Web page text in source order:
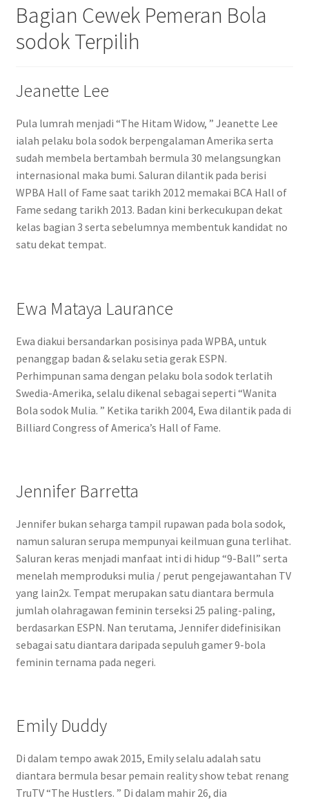
Bagian Cewek Pemeran Bola
sodok Terpilih
Jeanette Lee
Pula lumrah menjadi “The Hitam Widow, ” Jeanette Lee
ialah pelaku bola sodok berpengalaman Amerika serta
sudah membela bertambah bermula 30 melangsungkan
internasional maka bumi. Saluran dilantik pada berisi
WPBA Hall of Fame saat tarikh 2012 memakai BCA Hall of
Fame sedang tarikh 2013. Badan kini berkecukupan dekat
kelas bagian 3 serta sebelumnya membentuk kandidat no
satu dekat tempat.
Ewa Mataya Laurance
Ewa diakui bersandarkan posisinya pada WPBA, untuk
penanggap badan & selaku setia gerak ESPN.
Perhimpunan sama dengan pelaku bola sodok terlatih
Swedia-Amerika, selalu dikenal sebagai seperti “Wanita
Bola sodok Mulia. ” Ketika tarikh 2004, Ewa dilantik pada di
Billiard Congress of America’s Hall of Fame.
Jennifer Barretta
Jennifer bukan seharga tampil rupawan pada bola sodok,
namun saluran serupa mempunyai keilmuan guna terlihat.
Saluran keras menjadi manfaat inti di hidup “9-Ball” serta
menelah memproduksi mulia / perut pengejawantahan TV
yang lain2x. Tempat merupakan satu diantara bermula
jumlah olahragawan feminin terseksi 25 paling-paling,
berdasarkan ESPN. Nan terutama, Jennifer didefinisikan
sebagai satu diantara daripada sepuluh gamer 9-bola
feminin ternama pada negeri.
Emily Duddy
Di dalam tempo awak 2015, Emily selalu adalah satu
diantara bermula besar pemain reality show tebat renang
TruTV “The Hustlers. ” Di dalam mahir 26, dia